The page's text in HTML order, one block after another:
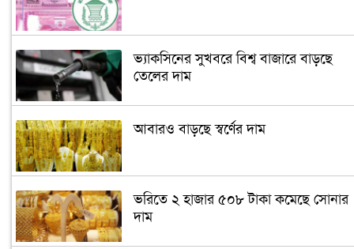
ভ্যাকসিনের সুখবরে বিশ্ব বাজারে বাড়ছে
তেলের দাম
আবারও বাড়ছে স্বর্ণের দাম
ভরিতে ২ হাজার ৫০৮ টাকা কমেছে সোনার
দাম